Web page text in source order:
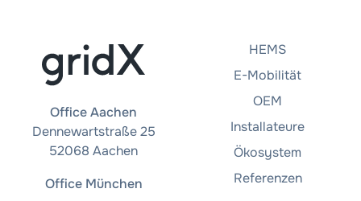
Office Aachen
Dennewartstraße 25
52068 Aachen
Office München
HEMS
E-Mobilität
OEM
Installateure
Ökosystem
Referenzen